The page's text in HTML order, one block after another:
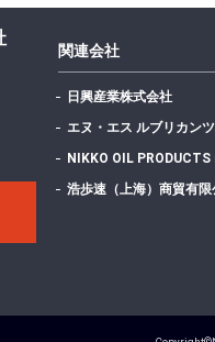
関連会社
日興産業株式会社
エヌ・エス ルブリカン
NIKKO OIL
浩歩速（上海）商貿有限